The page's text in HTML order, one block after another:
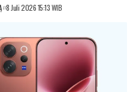
8 Juli 2026 15:13 WIB